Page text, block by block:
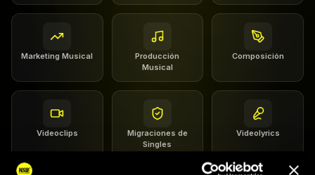
Marketing Musical
Producción
Musical
Composición
Videoclips
Migraciones de
Singles
Videolyrics